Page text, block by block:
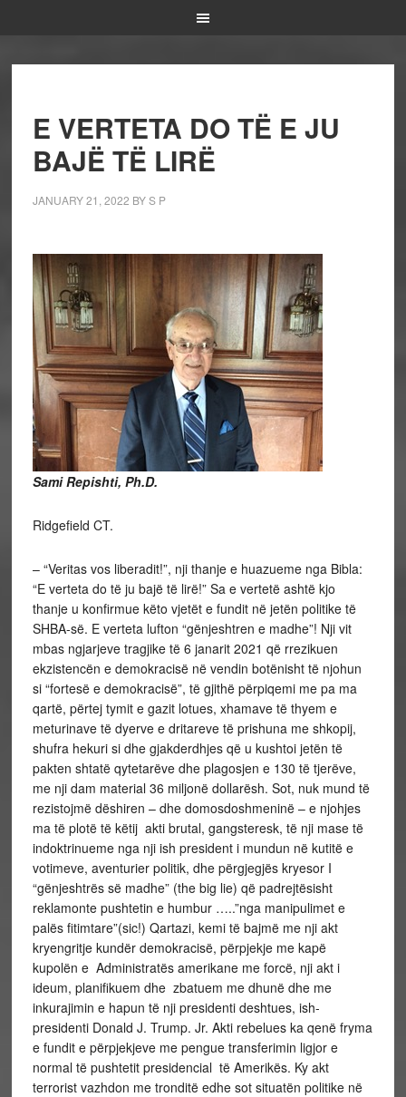
E VERTETA DO TË E JU
BAJË TË LIRË
JANUARY 21, 2022 BYS P
Sami Repishti, Ph.D.
Ridgefield CT.
– “Veritas vos liberadit!”, nji thanje e huazueme nga Bibla:
“E verteta do të ju bajë të lirë!” Sa e vertetë ashtë kjo
thanje u konfirmue këto vjetët e fundit në jetën politike të
SHBA-së. E verteta lufton “gënjeshtren e madhe”! Nji vit
mbas ngjarjeve tragjike të 6 janarit 2021 që rrezikuen
ekzistencën e demokracisë në vendin botënisht të njohun
si “fortesë e demokracisë”, të gjithë përpiqemi me pa ma
qartë, përtej tymit e gazit lotues, xhamave të thyem e
meturinave të dyerve e dritareve të prishuna me shkopij,
shufra hekuri si dhe gjakderdhjes që u kushtoi jetën të
pakten shtatë qytetarëve dhe plagosjen e 130 të tjerëve,
me nji dam material 36 miljonë dollarësh. Sot, nuk mund të
rezistojmë dëshiren – dhe domosdoshmeninë – e njohjes
ma të plotë të këtij akti brutal, gangsteresk, të nji mase të
indoktrinueme nga nji ish president i mundun në kutitë e
votimeve, aventurier politik, dhe përgjegjës kryesor I
“gënjeshtrës së madhe” (the big lie) që padrejtësisht
reklamonte pushtetin e humbur …..”nga manipulimet e
palës fitimtare”(sic!) Qartazi, kemi të bajmë me nji akt
kryengritje kundër demokracisë, përpjekje me kapë
kupolën e Administratës amerikane me forcë, nji akt i
ideum, planifikuem dhe zbatuem me dhunë dhe me
inkurajimin e hapun të nji presidenti deshtues, ish-
presidenti Donald J. Trump. Jr. Akti rebelues ka qenë fryma
e fundit e përpjekjeve me pengue transferimin ligjor e
normal të pushtetit presidencial të Amerikës. Ky akt
terrorist vazhdon me tronditë edhe sot situatën politike në